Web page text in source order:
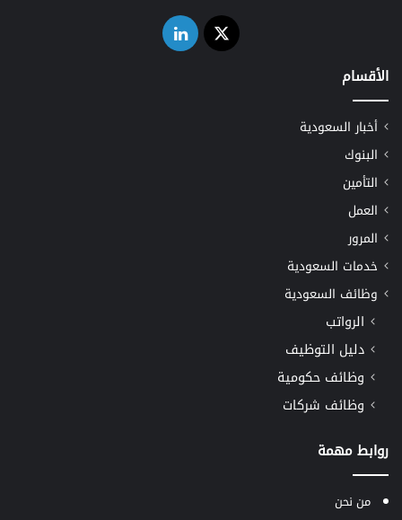
‫X لينكدإن
الأقسام
أخبار السعودية
البنوك
التأمين
العمل
المرور
خدمات السعودية
وظائف السعودية
الرواتب
دليل التوظيف
وظائف حكومية
وظائف شركات
روابط مهمة
من نحن